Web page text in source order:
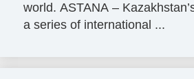
world. ASTANA –
a series of international ...